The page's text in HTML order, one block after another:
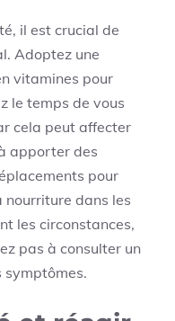
il est crucial de
Adoptez une
vitamines pour
le temps de vous
cela peut affecter
apporter des
pour
nourriture dans les
les circonstances,
pas à consulter un
symptômes.